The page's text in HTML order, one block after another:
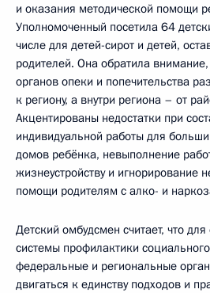
и оказания методической помощи
Уполномоченный посетила 64
числе для детей-сирот и детей,
родителей. Она обратила
органов опеки и попечительства
к региону, а внутри региона – от
Акцентированы недостатки при
индивидуальной работы для
домов ребёнка, невыполнение
жизнеустройству и игнорирование
помощи родителям с алко- и
Детский омбудсмен считает, что
системы профилактики
федеральные и региональные
двигаться к единству подходов и